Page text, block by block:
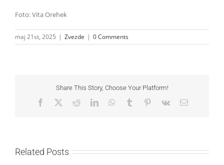
Foto: Vita Orehek
maj 21st, 2025 | Zvezde | 0 Comments
Share This Story, Choose Your Platform!
Facebook RedditLinkedInWhatsApp
Tumblr Pinterest
Vk Email
Related Posts